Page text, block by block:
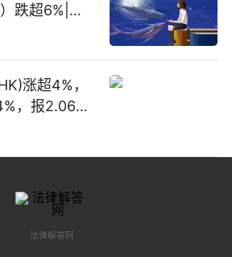
跌超6%|头
涨超4%，
，报2.06港
港元|焦点
法律解答网